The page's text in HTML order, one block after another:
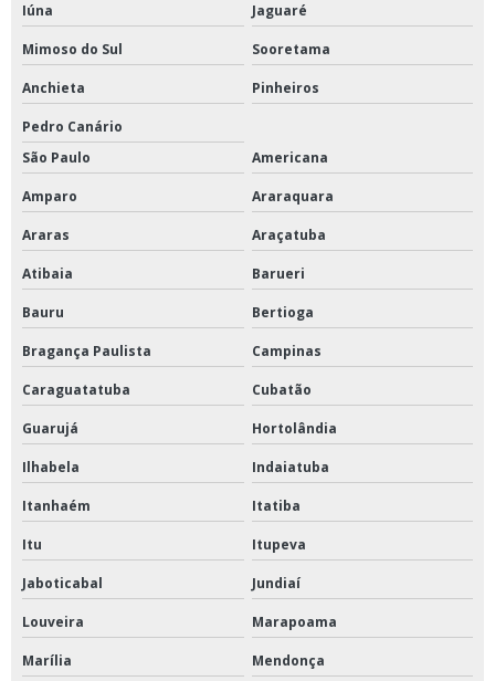
Mesa agitadora com movimento orbital
Mesa agitadora para solos
Mesa necropsia inox
Mesa para necropsia com cuba
Moinho de bolas de bancada
Moinho de facas para laboratório
Prensa hidráulica para laboratório
Prensa para laboratório
Reator fermentador
Stomacher de laboratório
Câmara de germinação
Reator fermentador comprar
Iúna Jaguaré
Mimoso do Sul Sooretama
Anchieta Pinheiros
Pedro Canário
São Paulo
Americana
Amparo Araraquara
Araras Araçatuba
Atibaia Barueri
Bauru Bertioga
Bragança Paulista Campinas
Caraguatatuba Cubatão
Guarujá Hortolândia
Ilhabela Indaiatuba
Itanhaém Itatiba
Itu Itupeva
Jaboticabal Jundiaí
Louveira Marapoama
Marília Mendonça